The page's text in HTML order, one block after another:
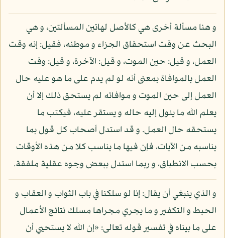
و هنا مسألة أخرى هي كالأصل لهاتين المسألتين، و هي
البحث عن وقت استحقاق الجزاء و موطنه، فقيل: إنه وقت
العمل، و قيل: حين الموت، و قيل: الآخرة، و قيل: وقت
العمل بالموافاة بمعنى أنه لو لم يدم على ما هو عليه حال
العمل إلى حين الموت و موافاته لم يستحق ذلك إلا أن
يعلم الله ما يئول إليه حاله و يستقر عليه، فيكتب ما
يستحقه حال العمل. و قد استدل أصحاب كل قول بما
يناسبه من الآيات، فإن فيها ما يناسب كلا من هذه الأوقات
بحسب الانطباق، و ربما استدل ببعض وجوه عقلية ملفقة.
و الذي ينبغي أن يقال: إنا لو سلكنا في باب الثواب و العقاب و
الحبط و التكفير و ما يجري مجراها مسلك نتائج الأعمال
على ما بيناه في تفسير قوله تعالى: «إن الله لا يستحيي أن